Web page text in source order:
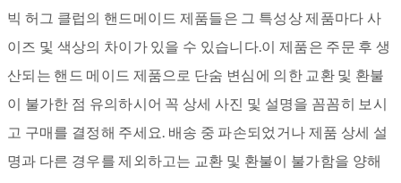
빅 허그 클럽의 핸드메이드 제품들은 그 특성상 제품마다 사
이즈 및 색상의 차이가 있을 수 있습니다.이 제품은 주문 후 생
산되는 핸드 메이드 제품으로 단숨 변심에 의한 교환 및 환불
이 불가한 점 유의하시어 꼭 상세 사진 및 설명을 꼼꼼히 보시
고 구매를 결정해 주세요. 배송 중 파손되었거나 제품 상세 설
명과 다른 경우를 제외하고는 교환 및 환불이 불가함을 양해